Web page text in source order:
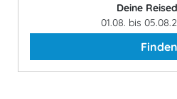
Deine
01.08. bis
Finden